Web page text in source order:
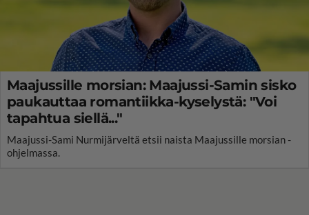
Maajussille morsian: Maajussi-Samin sisko
paukauttaa romantiikka-kyselystä: "Voi
tapahtua siellä..."
Maajussi-Sami Nurmijärveltä etsii naista Maajussille morsian -
ohjelmassa.